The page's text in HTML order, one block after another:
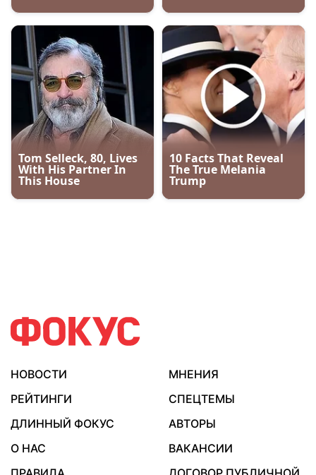
НОВОСТИ
МНЕНИЯ
РЕЙТИНГИ
СПЕЦТЕМЫ
ДЛИННЫЙ ФОКУС
АВТОРЫ
О НАС
ВАКАНСИИ